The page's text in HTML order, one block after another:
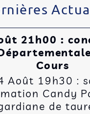
21h00 :
Cours
Août 19h30 :
Candy
de